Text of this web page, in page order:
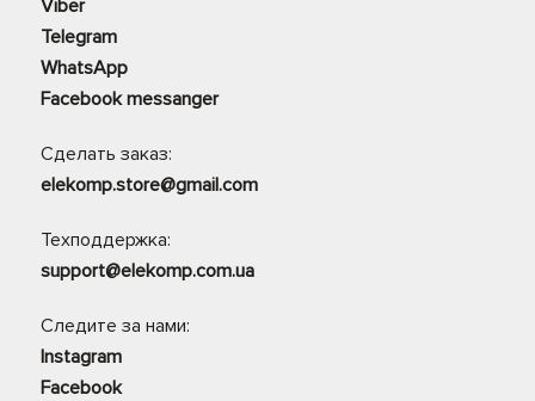
Viber
Telegram
WhatsApp
Facebook messanger
Сделать заказ:
elekomp.store@gmail.com
Техподдержка:
support@elekomp.com.ua
Следите за нами:
Instagram
Facebook